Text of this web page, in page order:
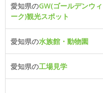
愛知県のGW(ゴールデンウィ
ーク)観光スポット
愛知県の水族館・動物園
愛知県の工場見学